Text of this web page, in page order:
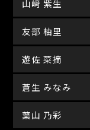
山﨑 紫生
友部 柚里
遊佐 菜摘
蒼生 みなみ
葉山 乃彩